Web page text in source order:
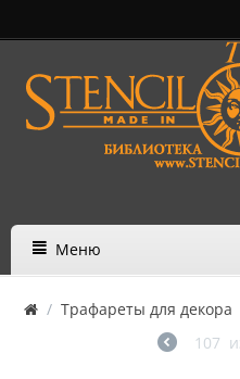
Меню
/ Трафареты для декора
107